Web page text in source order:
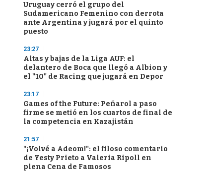
Uruguay cerró el grupo del
Sudamericano Femenino con derrota
ante Argentina y jugará por el quinto
puesto
23:27
Altas y bajas de la Liga AUF: el
delantero de Boca que llegó a Albion y
el "10" de Racing que jugará en Depor
23:17
Games of the Future: Peñarol a paso
firme se metió en los cuartos de final de
la competencia en Kazajistán
21:57
"¡Volvé a Adeom!": el filoso comentario
de Yesty Prieto a Valeria Ripoll en
plena Cena de Famosos